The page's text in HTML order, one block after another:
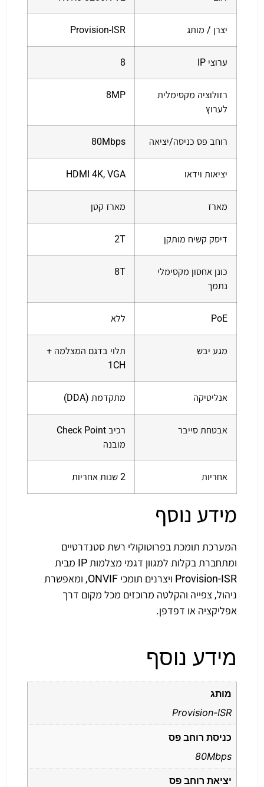
יצרן / מותג Provision-ISR
ערוצי IP 8
רזולוציה מקסימלית
לערוץ
8MP
רוחב פס כניסה/יציאה 80Mbps
יציאות וידאו HDMI 4K, VGA
מארז מארז קטן
דיסק קשיח מותקן 2T
כונן אחסון מקסימלי
נתמך
8T
PoE ללא
מגע יבש
תלוי בדגם המצלמה +
1CH
אנליטיקה מתקדמת (DDA)
אבטחת סייבר
רכיב Check Point
מובנה
אחריות 2 שנות אחריות
מידע נוסף
המערכת תומכת בפרוטוקולי רשת סטנדרטיים
ומתחברת בקלות למגוון דגמי מצלמות IP מבית
Provision-ISR ויצרנים תומכי ONVIF, ומאפשרת
ניהול, צפייה והקלטה מרוכזים מכל מקום דרך
אפליקציה או דפדפן.
מידע נוסף
מותג
Provision-ISR
כניסת רוחב פס
80Mbps
יציאת רוחב פס